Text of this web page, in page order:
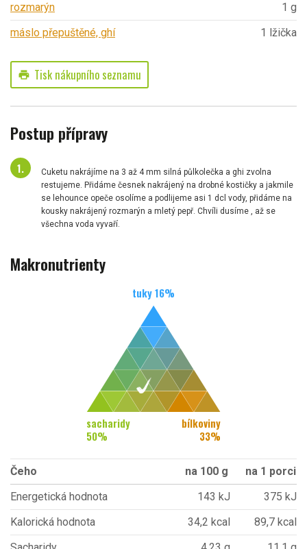
rozmarýn
1 g
máslo přepuštěné, ghí
1 lžička
print Tisk nákupního seznamu
Postup přípravy
Cuketu nakrájíme na 3 až 4 mm silná půlkolečka a ghi zvolna
restujeme. Přidáme česnek nakrájený na drobné kostičky a jakmile
se lehounce opeče osolíme a podlijeme asi 1 dcl vody, přidáme na
kousky nakrájený rozmarýn a mletý pepř. Chvíli dusíme , až se
všechna voda vyvaří.
Makronutrienty
tuky16%
sacharidy
50%
bílkoviny
33%
Čeho na 100 g
na 1 porci
Energetická hodnota
143 kJ
375 kJ
Kalorická hodnota
34,2 kcal
89,7 kcal